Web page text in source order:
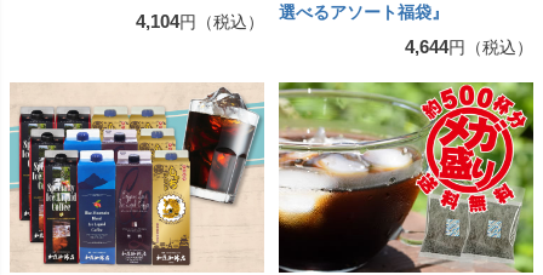
4,104円（税込）
選べるアソート福袋』
4,644円（税込）